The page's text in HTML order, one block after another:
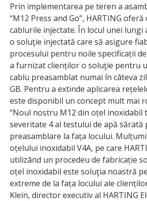
Prin implementarea pe teren a
“M12 Press and Go”, HARTING
cablurile injectate. În locul unei
o soluţie injectată care să asigure
procesului pentru noile specificații de
a furnizat clienților o soluţie pentru
cablu preasamblat numai în câteva
GB. Pentru a extinde aplicarea
este disponibil un concept mult mai
“Noul nostru M12 din oțel inoxidabil
severitate 4 al testului de apă sărată
preasamblare la fața locului.
oțelului inoxidabil V4A, pe care
utilizând un procedeu de fabricație
oțel inoxidabil este soluţia noastră
extreme de la fața locului ale
Klein, director executiv al HARTING